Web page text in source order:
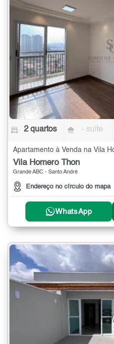
2 quartos - suíte
Vila Homero Thon
Grande ABC - Santo André
Endereço no círculo do mapa
WhatsApp